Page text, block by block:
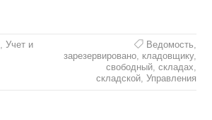
,Учет и
Ведомость,
зарезервировано, кладовщику,
свободный, складах,
складской, Управления